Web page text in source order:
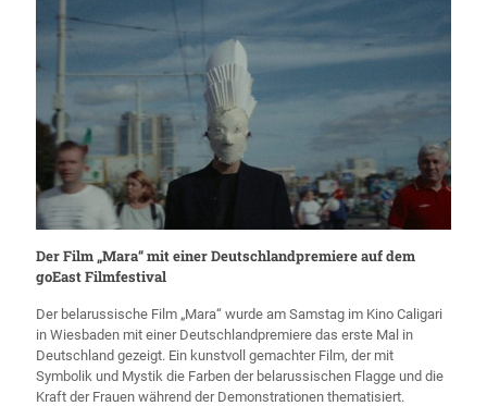
Der Film „Mara“ mit einer Deutschlandpremiere auf dem
goEast Filmfestival
Der belarussische Film „Mara“ wurde am Samstag im Kino Caligari
in Wiesbaden mit einer Deutschlandpremiere das erste Mal in
Deutschland gezeigt. Ein kunstvoll gemachter Film, der mit
Symbolik und Mystik die Farben der belarussischen Flagge und die
Kraft der Frauen während der Demonstrationen thematisiert.